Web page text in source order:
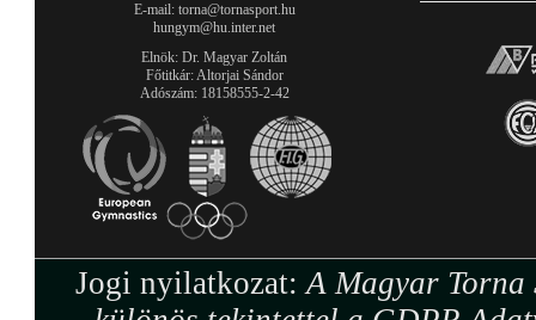
E-mail: torna@tornasport.hu
hungym@hu.inter.net
Elnök: Dr. Magyar Zoltán
Főtitkár: Altorjai Sándor
Adószám: 18158555-2-42
Jogi nyilatkozat:A Magyar Torna